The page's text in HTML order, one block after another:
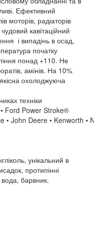
Ефективний
моторів, радіаторів
кавітаційний
і випадінь в осад,
початку
понад +110. Не
амінів. На 10%
охолоджуюча
техніки
• Ford Power Stroke®
• John Deere • Kenworth •
унікальний в
протипінні
барвник.